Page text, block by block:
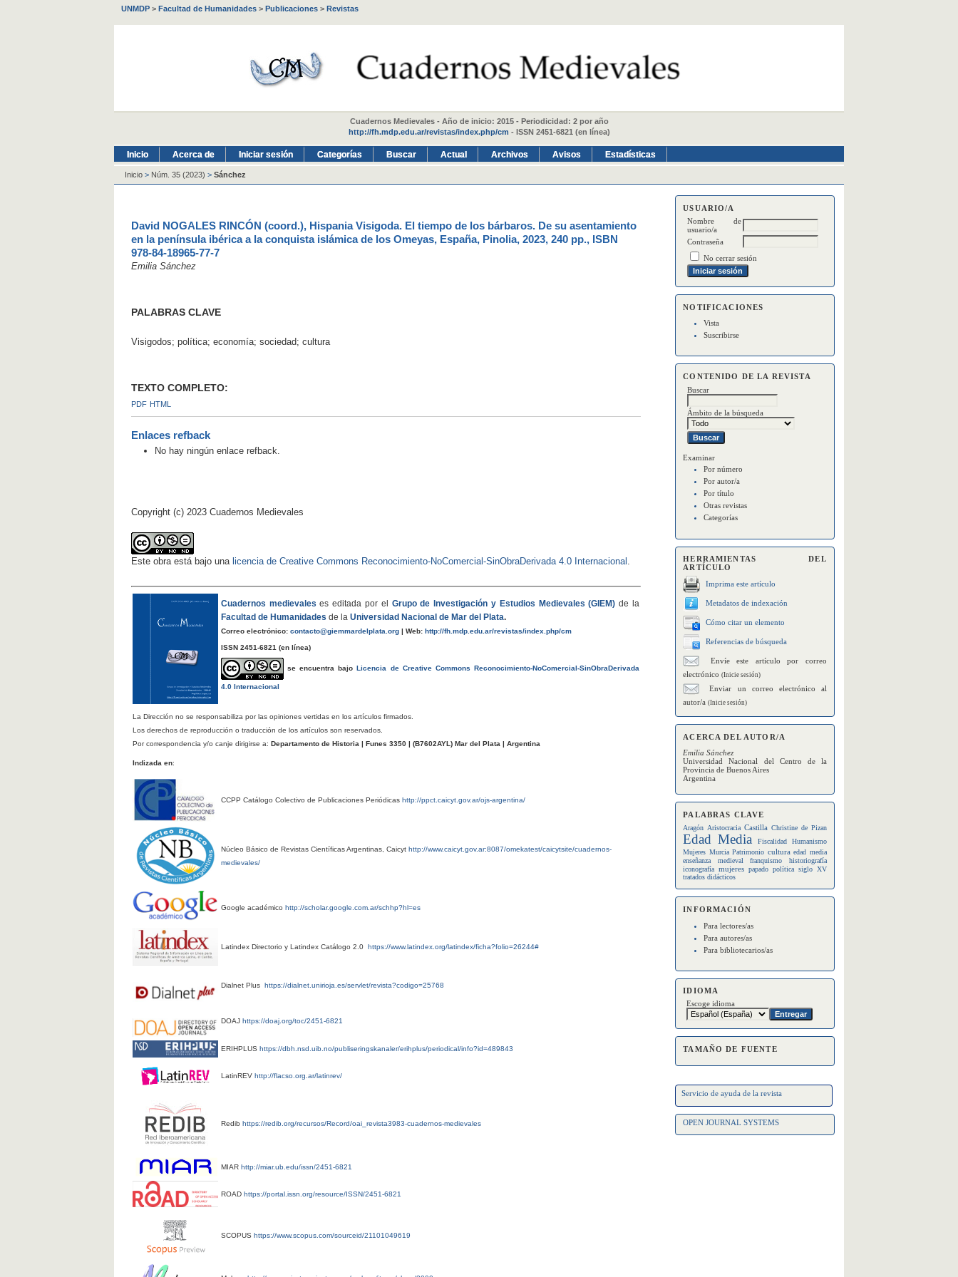
UNMDP > Facultad de Humanidades > Publicaciones > Revistas
Cuadernos Medievales - Año de inicio: 2015 - Periodicidad: 2 por año
http://fh.mdp.edu.ar/revistas/index.php/cm - ISSN 2451-6821 (en línea)
USUARIO/A
Nombre de
usuario/a
Contraseña
No cerrar sesión
NOTIFICACIONES
Vista
Suscribirse
CONTENIDO DE LA REVISTA
Buscar
Ámbito de la búsqueda
Examinar
Por número
Por autor/a
Por título
Otras revistas
Categorías
HERRAMIENTAS DEL
ARTÍCULO
Imprima este artículo
Metadatos de indexación
Cómo citar un elemento
Referencias de búsqueda
Envíe este artículo por correo
electrónico(Inicie sesión)
Enviar un correo electrónico al
autor/a(Inicie sesión)
ACERCA DEL AUTOR/A
Emilia Sánchez
Universidad Nacional del Centro de la
Provincia de Buenos Aires
Argentina
PALABRAS CLAVE
Aragón Aristocracia Castilla Christine de Pizan
Edad Media Fiscalidad
Humanismo
Mujeres Murcia Patrimonio cultura edad media
enseñanza medieval
franquismo
historiografía
iconografía mujeres papado política siglo XV
tratados didácticos
INFORMACIÓN
Para lectores/as
Para autores/as
Para bibliotecarios/as
IDIOMA
Escoge idioma
TAMAÑO DE FUENTE
Servicio de ayuda de la revista
OPEN JOURNAL SYSTEMS
Inicio Acerca de Iniciar sesión Categorías Buscar Actual Archivos Avisos Estadísticas
Inicio > Núm. 35 (2023) > Sánchez
David NOGALES RINCÓN (coord.), Hispania Visigoda. El tiempo de los bárbaros. De su asentamiento
en la península ibérica a la conquista islámica de los Omeyas, España, Pinolia, 2023, 240 pp., ISBN
978-84-18965-77-7
Emilia Sánchez
PALABRAS CLAVE
Visigodos; política; economía; sociedad; cultura
TEXTO COMPLETO:
PDF HTML
Enlaces refback
No hay ningún enlace refback.
Copyright (c) 2023 Cuadernos Medievales
Este obra está bajo una licencia de Creative Commons Reconocimiento-NoComercial-SinObraDerivada 4.0 Internacional
Cuadernos medievales es editada por el Grupo de Investigación y Estudios Medievales (GIEM) de la
Facultad de Humanidades de la Universidad Nacional de Mar del Plata.
Correo electrónico: contacto@giemmardelplata.org| Web: http://fh.mdp.edu.ar/revistas/index.php/cm
ISSN 2451-6821 (en línea)
se encuentra bajo Licencia de Creative Commons Reconocimiento-NoComercial-SinObraDerivada
4.0 Internacional
La Dirección no se responsabiliza por las opiniones vertidas en los artículos firmados.
Los derechos de reproducción o traducción de los artículos son reservados.
Por correspondencia y/o canje dirigirse a: Departamento de Historia | Funes 3350 | (B7602AYL ) Mar del Plata | Argentina
Indizada en:
CCPP Catálogo Colectivo de Publicaciones Periódicas http://ppct.caicyt.gov.ar/ojs-argentina/
Núcleo Básico de Revistas Científicas Argentinas, Caicyt http://www.caicyt.gov.ar:8087/omekatest/caicytsite/cuadernos-
medievales/
Google académico http://scholar.google.com.ar/schhp?hl=es
Latindex Directorio y Latindex Catálogo 2.0 https://www.latindex.org/latindex/ficha?folio=26244#
Dialnet Plus https://dialnet.unirioja.es/servlet/revista?codigo=25768
DOAJ https://doaj.org/toc/2451-6821
ERIHPLUS https://dbh.nsd.uib.no/publiseringskanaler/erihplus/periodical/info?id=489843
LatinREV http://flacso.org.ar/latinrev/
Redib https://redib.org/recursos/Record/oai_revista3983-cuadernos-medievales
MIAR http://miar.ub.edu/issn/2451-6821
ROAD https://portal.issn.org/resource/ISSN/2451-6821
SCOPUS https://www.scopus.com/sourceid/21101049619